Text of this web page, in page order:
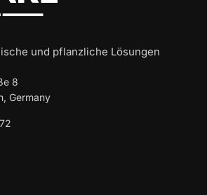
und pflanzliche Lösungen
8
Germany